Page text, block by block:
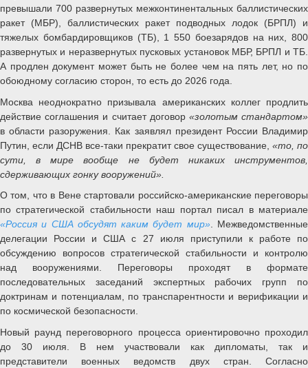
превышали 700 развернутых межконтинентальных баллистических
ракет (МБР), баллистических ракет подводных лодок (БРПЛ) и
тяжелых бомбардировщиков (ТБ), 1 550 боезарядов на них, 800
развернутых и неразвернутых пусковых установок МБР, БРПЛ и ТБ.
А продлен документ может быть не более чем на пять лет, но по
обоюдному согласию сторон, то есть до 2026 года.
Москва неоднократно призывала американских коллег продлить
действие соглашения и считает договор «золотым стандартом»
в области разоружения. Как заявлял президент России Владимир
Путин, если ДСНВ все-таки прекратит свое существование, «то, по
сути, в мире вообще не будет никаких инструментов,
сдерживающих гонку вооружений».
О том, что в Вене стартовали российско-американские переговоры
по стратегической стабильности наш портал писал в материале
«Россия и США обсудят каким будет мир». Межведомственные
делегации России и США с 27 июля приступили к работе по
обсуждению вопросов стратегической стабильности и контролю
над вооружениями. Переговоры проходят в формате
последовательных заседаний экспертных рабочих групп по
доктринам и потенциалам, по транспарентности и верификации и
по космической безопасности.
Новый раунд переговорного процесса ориентировочно проходил
до 30 июля. В нем участвовали как дипломаты, так и
представители военных ведомств двух стран. Согласно